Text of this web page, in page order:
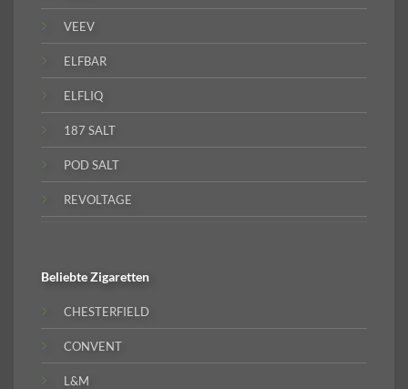
VEEV
ELFBAR
ELFLIQ
187 SALT
POD SALT
REVOLTAGE
BeliebteZigaretten
CHESTERFIELD
CONVENT
L&M